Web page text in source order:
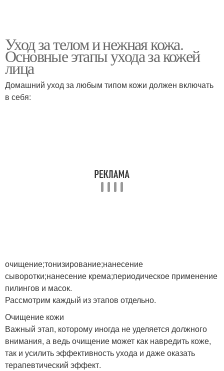
Уход за телом и нежная кожа.
Основные этапы ухода за кожей
лица
Домашний уход за любым типом кожи должен включать
в себя:
очищение;тонизирование;нанесение
сыворотки;нанесение крема;периодическое применение
пилингов и масок.
Рассмотрим каждый из этапов отдельно.
Очищение кожи
Важный этап, которому иногда не уделяется должного
внимания, а ведь очищение может как навредить коже,
так и усилить эффективность ухода и даже оказать
терапевтический эффект.